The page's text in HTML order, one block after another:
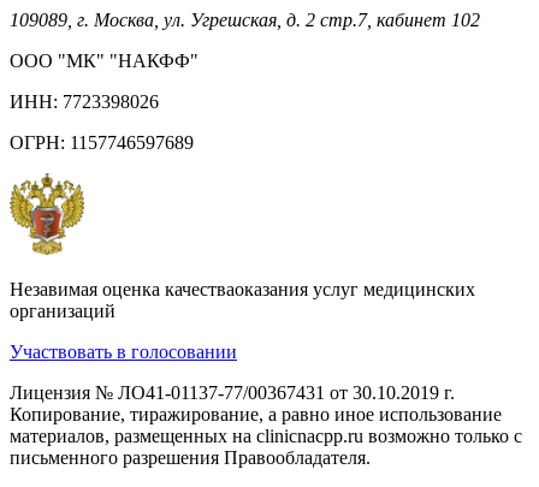
109089, г. Москва, ул. Угрешская, д. 2 стр.7, кабинет 102
ООО "МК" "НАКФФ"
ИНН: 7723398026
ОГРН: 1157746597689
Незавимая оценка качестваоказания услуг медицинских
организаций
Участвовать в голосовании
Лицензия № ЛО41-01137-77/00367431 от 30.10.2019 г.
Копирование, тиражирование, а равно иное использование
материалов, размещенных на clinicnacpp.ru возможно только с
письменного разрешения Правообладателя.